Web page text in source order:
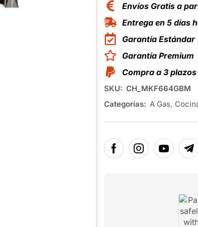
Envíos Gratis a
Entrega en 5 días
Garantía Estándar
Garantía Premium
Compra a 3
SKU: CH_MKF664GBM
Categorías: A Gas,